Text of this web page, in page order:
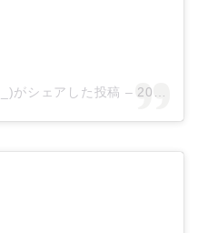
がシェアした投稿 – 2019年 8月月31日午前4時02分PDT